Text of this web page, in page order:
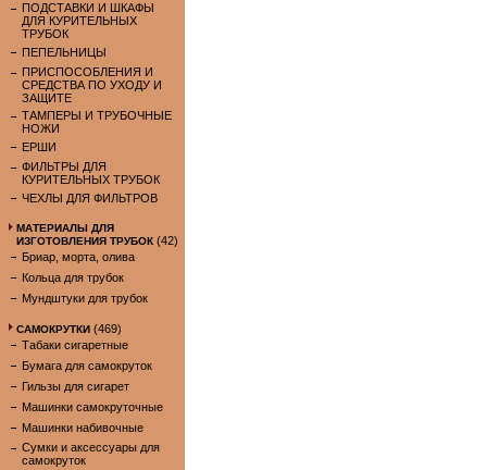
ПОДСТАВКИ И ШКАФЫ
ДЛЯ КУРИТЕЛЬНЫХ
ТРУБОК
ПЕПЕЛЬНИЦЫ
ПРИСПОСОБЛЕНИЯ И
СРЕДСТВА ПО УХОДУ И
ЗАЩИТЕ
ТАМПЕРЫ И ТРУБОЧНЫЕ
НОЖИ
ЕРШИ
ФИЛЬТРЫ ДЛЯ
КУРИТЕЛЬНЫХ ТРУБОК
ЧЕХЛЫ ДЛЯ ФИЛЬТРОВ
МАТЕРИАЛЫ ДЛЯ
ИЗГОТОВЛЕНИЯ ТРУБОК (42)
Бриар, морта, олива
Кольца для трубок
Мундштуки для трубок
САМОКРУТКИ (469)
Табаки сигаретные
Бумага для самокруток
Гильзы для сигарет
Машинки самокруточные
Машинки набивочные
Сумки и аксессуары для
самокруток